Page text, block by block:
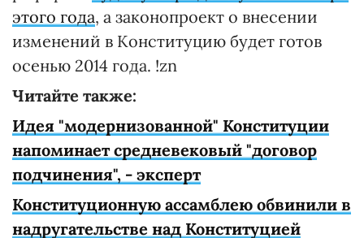
этого года, а законопроект о внесении
изменений в Конституцию будет готов
осенью 2014 года. !zn
Читайте также:
Идея "модернизованной" Конституции
напоминает средневековый "договор
подчинения", - эксперт
Конституционную ассамблею обвинили в
надругательстве над Конституцией